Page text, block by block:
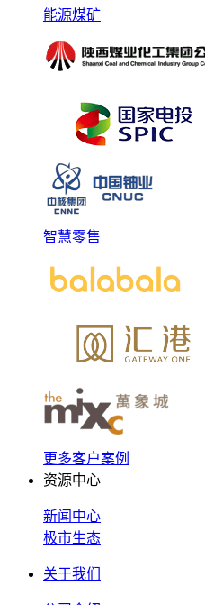
能源煤矿
智慧零售
更多客户案例
资源中心
新闻中心
极市生态
关于我们